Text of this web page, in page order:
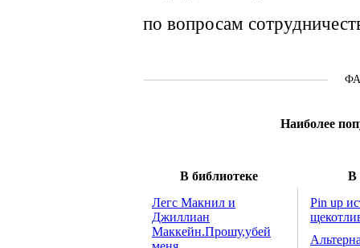
по вопросам
Наиболее
В библиотеке
В
Легс Макнил и
Джиллиан
Маккейн.Прошу,убей
Pin up